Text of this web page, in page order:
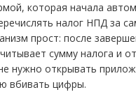
которая начала
налог НПД за
прост: после
сумму налога и
нужно открывать
вбивать цифры.